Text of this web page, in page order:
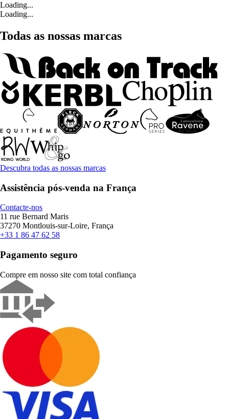
Loading...
Loading...
Todas as nossas marcas
Descubra todas as nossas marcas
Assistência pós-venda na França
Contacte-nos
11 rue Bernard Maris
37270 Montlouis-sur-Loire, França
+33 1 86 47 62 58
Pagamento seguro
Compre em nosso site com total confiança